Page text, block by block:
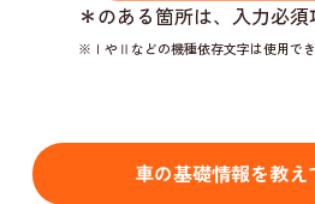
＊のある箇所は、入力必須
※ⅠやⅡなどの機種依存文字は使用でき
車の基礎情報を教え